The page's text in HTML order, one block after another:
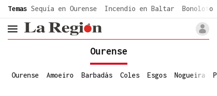
common.go-to-content
Temas Sequía en Ourense Incendio en Baltar Bonoloto
header.menu.open
Ourense
Ourense Amoeiro Barbadás Coles Esgos Nogueira